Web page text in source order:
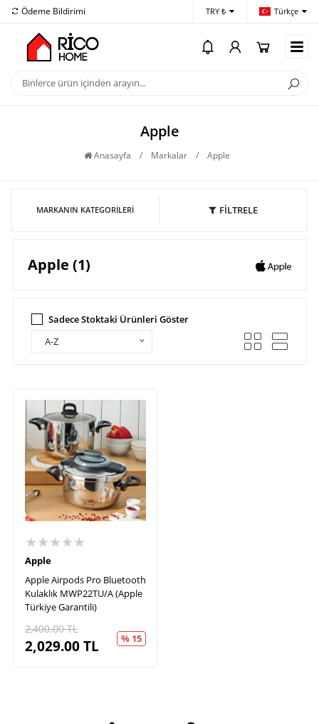
Ödeme Bildirimi TRY ₺ Türkçe
Apple
Anasayfa / Markalar / Apple
MARKANIN KATEGORILERI FİLTRELE
Apple (1)
Sadece Stoktaki Ürünleri Göster
A-Z
★★★★★
Apple
Apple Airpods Pro Bluetooth
Kulaklık MWP22TU/A (Apple
Türkiye Garantili)
2,400.00TL
2,029.00TL % 15